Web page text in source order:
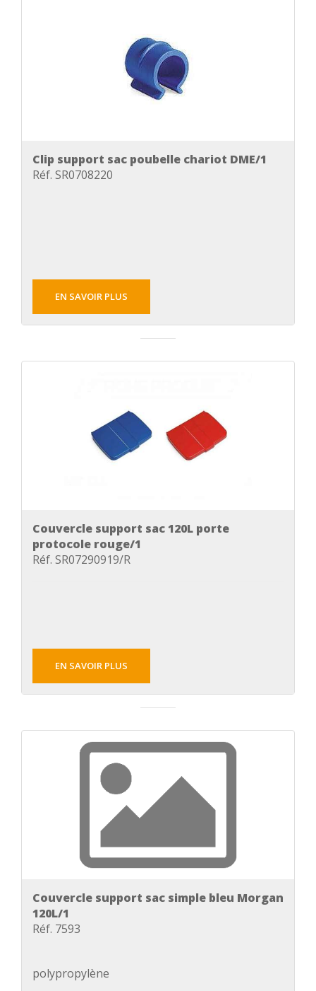
Clip support sac poubelle chariot DME/1
Réf. SR0708220
EN SAVOIR PLUS
Couvercle support sac 120L porte
protocole rouge/1
Réf. SR07290919/R
EN SAVOIR PLUS
Couvercle support sac simple bleu Morgan
120L/1
Réf. 7593
polypropylène